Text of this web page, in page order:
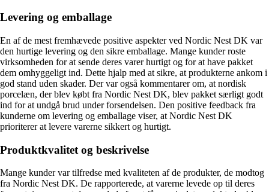
Levering og emballage
En af de mest fremhævede positive aspekter ved Nordic Nest DK var
den hurtige levering og den sikre emballage. Mange kunder roste
virksomheden for at sende deres varer hurtigt og for at have pakket
dem omhyggeligt ind. Dette hjalp med at sikre, at produkterne ankom i
god stand uden skader. Der var også kommentarer om, at nordisk
porcelæn, der blev købt fra Nordic Nest DK, blev pakket særligt godt
ind for at undgå brud under forsendelsen. Den positive feedback fra
kunderne om levering og emballage viser, at Nordic Nest DK
prioriterer at levere varerne sikkert og hurtigt.
Produktkvalitet og beskrivelse
Mange kunder var tilfredse med kvaliteten af ​​de produkter, de modtog
fra Nordic Nest DK. De rapporterede, at varerne levede op til deres